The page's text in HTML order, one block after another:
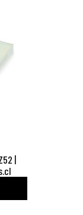
|